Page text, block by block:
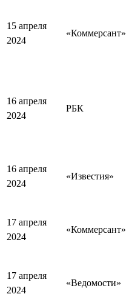
15 апреля
2024
«Коммерсант»
16 апреля
2024
РБК
16 апреля
2024
«Известия»
17 апреля
2024
«Коммерсант»
17 апреля
2024
«Ведомости»